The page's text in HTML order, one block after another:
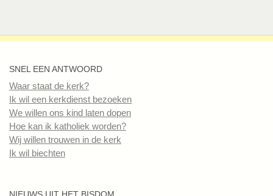
SNEL EEN ANTWOORD
Waar staat de kerk?
Ik wil een kerkdienst bezoeken
We willen ons kind laten dopen
Hoe kan ik katholiek worden?
Wij willen trouwen in de kerk
Ik wil biechten